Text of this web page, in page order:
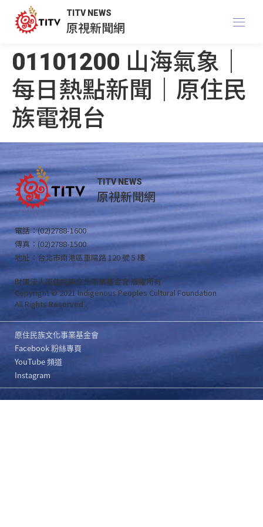
TITV NEWS
原視新聞網
01101200 山海氣象｜
每日熱點新聞｜原住民
族電視台
TITV NEWS
原視新聞網
電話：(02)2788-1600
傳真：(02)2788-1500
地址：台北市南港區重陽路 120 號 5 樓
財團法人原住民族文化事業基金會 版權所有
Copyright © 2021 Indigenous Peoples Cultural Foundation
All Rights Reserved .
原住民族文化事業基金會
Facebook 粉絲專頁
YouTube 頻道
Instagram